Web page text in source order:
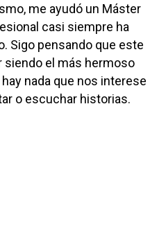
me ayudó un Máster
casi siempre ha
Sigo pensando que este
siendo el más hermoso
nada que nos interese
o escuchar historias.
Especiales
Política
Galerías